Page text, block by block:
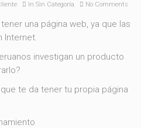
In Sin Categoría No Comments
una página web, ya que las
Internet.
investigan un producto
te da tener tu propia página